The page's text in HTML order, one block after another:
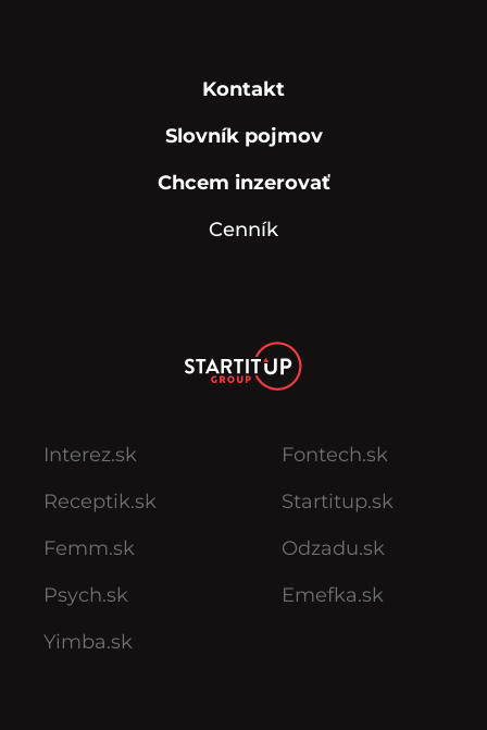
Kontakt
Slovník pojmov
Chcem inzerovať
Cenník
Interez.sk
Receptik.sk
Femm.sk
Psych.sk
Yimba.sk
Fontech.sk
Startitup.sk
Odzadu.sk
Emefka.sk